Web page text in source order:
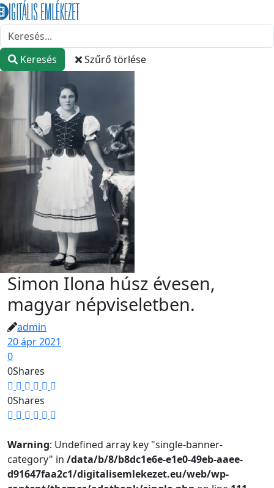
Keresés Szűrő törlése
Simon Ilona húsz évesen,
magyar népviseletben.
admin
20 ápr 2021
0
0Shares
0Shares
Warning: Undefined array key "single-banner-
category" in /data/b/8/b8dc1e6e-e1e0-49eb-aaee-
d91647faa2c1/digitalisemlekezet.eu/web/wp-